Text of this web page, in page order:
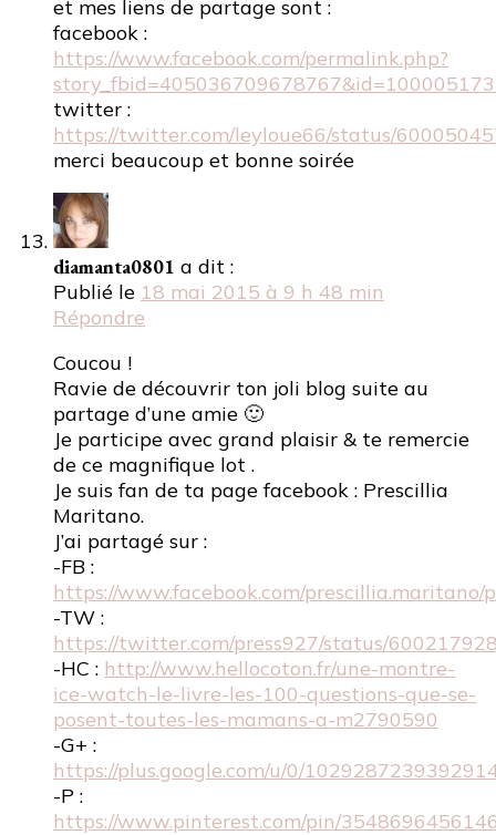
et mes liens de partage sont :
facebook :
https://www.facebook.com/permalink.php?
twitter :
https://twitter.com/leyloue66/status/
merci beaucoup et bonne soirée
diamanta0801 a dit :
Publié le 18 mai 2015 à 9 h 48 min
Répondre
Coucou !
Ravie de découvrir ton joli blog suite au
partage d’une amie 🙂
Je participe avec grand plaisir & te remercie
de ce magnifique lot .
Je suis fan de ta page facebook : Prescillia
Maritano.
J’ai partagé sur :
-FB :
https://www.facebook.com/
-TW :
https://twitter.com/press927/status/
-HC : http://www.hellocoton.fr/une-montre-
ice-watch-le-livre-les-100-questions-que-se-
posent-toutes-les-mamans-a-m2790590
-G+ :
https://plus.google.com/u/0/
-P :
https://www.pinterest.com/pin/